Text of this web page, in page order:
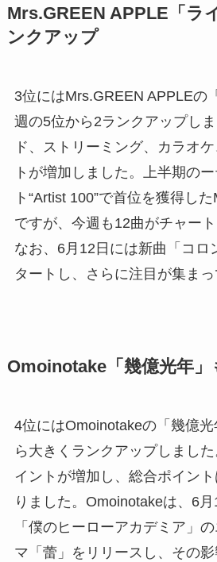
Mrs.GREEN APPLE「ラ
ンクアップ
3位にはMrs.GREEN APPLEの
週の5位から2ランクアップし
ド、ストリーミング、カラオ
トが増加しました。上半期の
ト“Artist 100”で首位を獲得し
ですが、今週も12曲がチャート
なお、6月12日には新曲「コロ
タートし、さらに注目が集まっ
Omoinotake「幾億光年」
4位にはOmoinotakeの「幾億
ら大きくランクアップしまし
イントが増加し、総合ポイン
りました。Omoinotakeは、6
「僕のヒーローアカデミア」
マ「蕾」をリリースし、その